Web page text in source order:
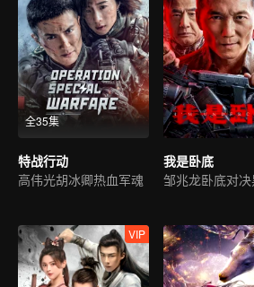
全35集
特战行动
高伟光胡冰卿热血军魂
我是卧底
邹兆龙卧底对
VIP